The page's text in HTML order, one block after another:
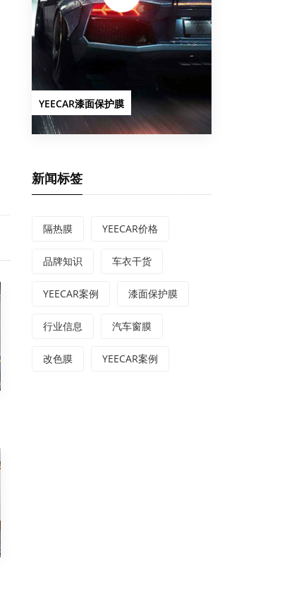
YEECAR漆面保护膜
新闻标签
隔热膜 YEECAR价格
品牌知识 车衣干货
YEECAR案例 漆面保护膜
行业信息 汽车窗膜
改色膜 YEECAR案例